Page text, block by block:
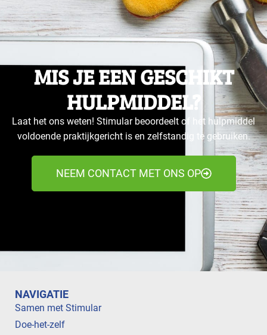
MIS JE EEN GESCHIKT
HULPMIDDEL?
Laat het ons weten! Stimular beoordeelt of het hulpmiddel
voldoende praktijkgericht is en zelfstandig te gebruiken.
NEEM CONTACT MET ONS OP
NAVIGATIE
Samen met Stimular
Doe-het-zelf